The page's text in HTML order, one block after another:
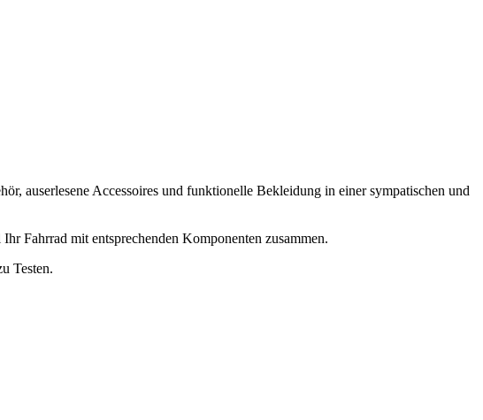
auserlesene Accessoires und funktionelle Bekleidung in einer sympatischen und
Fahrrad mit entsprechenden Komponenten zusammen.
Testen.